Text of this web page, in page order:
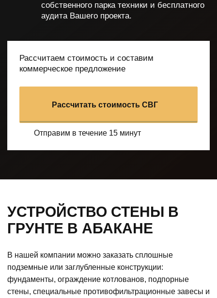
собственного парка техники и бесплатного
аудита Вашего проекта.
Рассчитаем стоимость и составим
коммерческое предложение
Рассчитать стоимость СВГ
Отправим в течение 15 минут
УСТРОЙСТВО СТЕНЫ В
ГРУНТЕ В АБАКАНЕ
В нашей компании можно заказать сплошные
подземные или заглубленные конструкции:
фундаменты, ограждение котлованов, подпорные
стены, специальные противофильтрационные завесы и